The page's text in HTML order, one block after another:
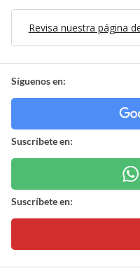
Revisa nuestra página
Síguenos en:
Suscríbete en:
Suscríbete en: